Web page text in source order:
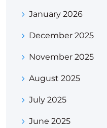
January 2026
December 2025
November 2025
August 2025
July 2025
June 2025